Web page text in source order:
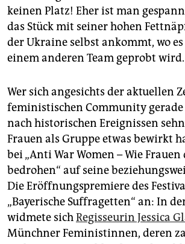
keinen Platz! Eher ist man
das Stück mit seiner hohen
der Ukrai­ne selbst ankommt, wo
einem anderen Team geprobt wird.
Wer sich angesichts der aktuellen
feministischen Community
nach historischen Ereignissen
Frauen als Gruppe etwas bewirkt
bei „Anti War Women – Wie
bedrohen“ auf seine
Die Eröffnungspremiere des
„Bayerische Suffragetten“ an: In
widmete sichRegisseurin Jessica
Münchner Feministinnen, deren